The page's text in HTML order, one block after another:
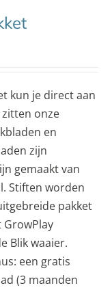
kun je direct aan
zitten onze
en
zijn
gemaakt van
Stiften worden
pakket
Blik waaier.
een gratis
(3 maanden